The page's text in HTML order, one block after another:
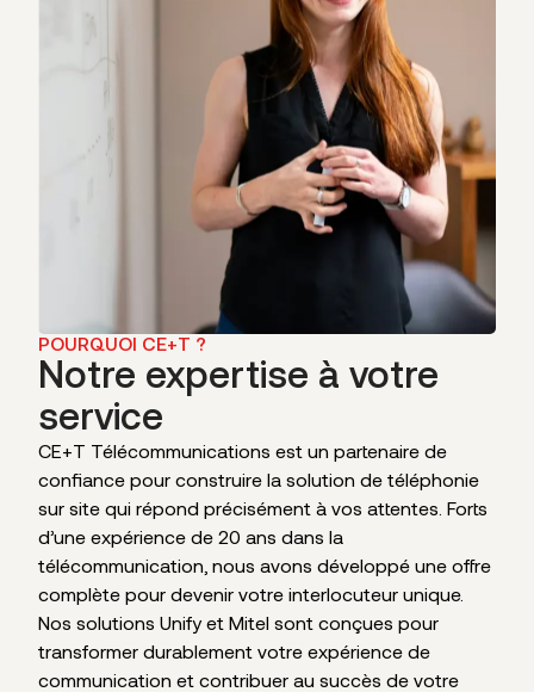
POURQUOI CE+T ?
Notre expertise à votre
service
CE+T Télécommunications est un partenaire de
confiance pour construire la solution de téléphonie
sur site qui répond précisément à vos attentes. Forts
d’une expérience de 20 ans dans la
télécommunication, nous avons développé une offre
complète pour devenir votre interlocuteur unique.
Nos solutions Unify et Mitel sont conçues pour
transformer durablement votre expérience de
communication et contribuer au succès de votre